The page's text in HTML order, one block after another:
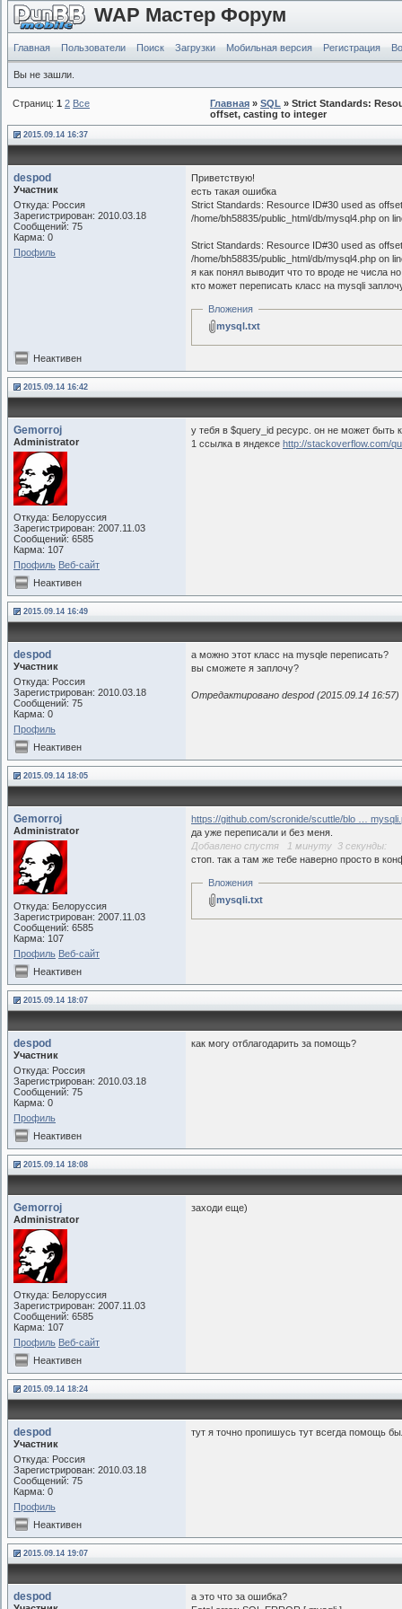
WAP Мастер Форум
Главная Пользователи Поиск Загрузки Мобильная версия Регистрация
Вы не зашли.
Страниц: 1 2 Все Главная » SQL » Strict Standards:
offset, casting to integer
2015.09.14 16:37
despod
Участник
Откуда: Россия
Зарегистрирован: 2010.03.18
Сообщений: 75
Карма: 0
Профиль
Приветствую!
есть такая ошибка
Strict Standards: Resource ID#30 used as
/home/bh58835/public_html/db/mysql4.php on
Strict Standards: Resource ID#30 used as
/home/bh58835/public_html/db/mysql4.php on
я как понял выводит что то вроде не числа
кто может переписать класс на mysqli
Вложения
mysql.txt
Неактивен
2015.09.14 16:42
Gemorroj
Administrator
Откуда: Белоруссия
Зарегистрирован: 2007.11.03
Сообщений: 6585
Карма: 107
Профиль Веб-сайт
у тебя в $query_id ресурс. он не может быть
1 ссылка в яндексе http://stackoverflow.com/
Неактивен
2015.09.14 16:49
despod
Участник
Откуда: Россия
Зарегистрирован: 2010.03.18
Сообщений: 75
Карма: 0
Профиль
а можно этот класc на mysqle переписать?
вы сможете я заплочу?
Отредактировано despod (2015.09.14 16:57)
Неактивен
2015.09.14 18:05
Gemorroj
Administrator
Откуда: Белоруссия
Зарегистрирован: 2007.11.03
Сообщений: 6585
Карма: 107
Профиль Веб-сайт
https://github.com/scronide/scuttle/blo …
да уже переписали и без меня.
Добавлено спустя 1 минуту 3 секунды:
стоп. так а там же тебе наверно просто в
Вложения
mysqli.txt
Неактивен
2015.09.14 18:07
despod
Участник
Откуда: Россия
Зарегистрирован: 2010.03.18
Сообщений: 75
Карма: 0
Профиль
как могу отблагодарить за помощь?
Неактивен
2015.09.14 18:08
Gemorroj
Administrator
Откуда: Белоруссия
Зарегистрирован: 2007.11.03
Сообщений: 6585
Карма: 107
Профиль Веб-сайт
заходи еще)
Неактивен
2015.09.14 18:24
despod
Участник
Откуда: Россия
Зарегистрирован: 2010.03.18
Сообщений: 75
Карма: 0
Профиль
тут я точно пропишусь тут всегда помощь
Неактивен
2015.09.14 19:07
despod
а это что за ошибка?